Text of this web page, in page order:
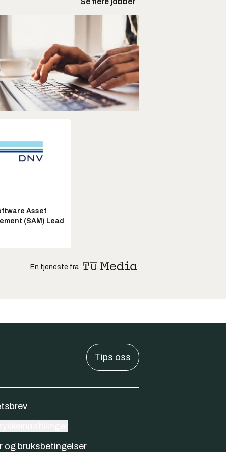
Asset
(SAM) Lead
En tjeneste fra
Tips oss
og bruksbetingelser